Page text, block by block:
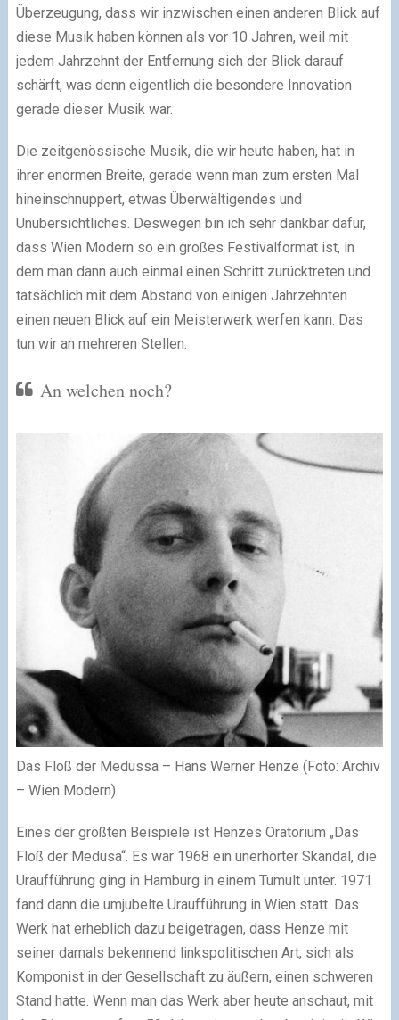
Überzeugung, dass wir inzwischen einen anderen Blick auf
diese Musik haben können als vor 10 Jahren, weil mit
jedem Jahrzehnt der Entfernung sich der Blick darauf
schärft, was denn eigentlich die besondere Innovation
gerade dieser Musik war.
Die zeitgenössische Musik, die wir heute haben, hat in
ihrer enormen Breite, gerade wenn man zum ersten Mal
hineinschnuppert, etwas Überwältigendes und
Unübersichtliches. Deswegen bin ich sehr dankbar dafür,
dass Wien Modern so ein großes Festivalformat ist, in
dem man dann auch einmal einen Schritt zurücktreten und
tatsächlich mit dem Abstand von einigen Jahrzehnten
einen neuen Blick auf ein Meisterwerk werfen kann. Das
tun wir an mehreren Stellen.
An welchen noch?
Das Floß der Medussa – Hans Werner Henze (Foto: Archiv
– Wien Modern)
Eines der größten Beispiele ist Henzes Oratorium „Das
Floß der Medusa“. Es war 1968 ein unerhörter Skandal, die
Uraufführung ging in Hamburg in einem Tumult unter. 1971
fand dann die umjubelte Uraufführung in Wien statt. Das
Werk hat erheblich dazu beigetragen, dass Henze mit
seiner damals bekennend linkspolitischen Art, sich als
Komponist in der Gesellschaft zu äußern, einen schweren
Stand hatte. Wenn man das Werk aber heute anschaut, mit